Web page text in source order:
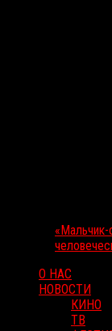
О НАС
НОВОСТИ
КИНО
ТВ